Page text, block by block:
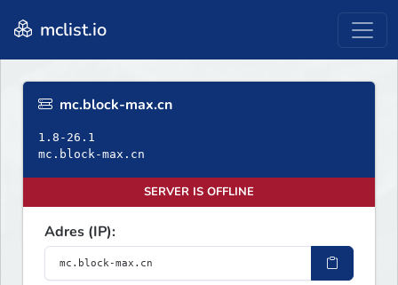
mclist.io
mc.block-max.cn
1.8-26.1
mc.block-max.cn
SERVER IS OFFLINE
Adres (IP):